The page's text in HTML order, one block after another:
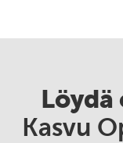
Löydä
Kasvu